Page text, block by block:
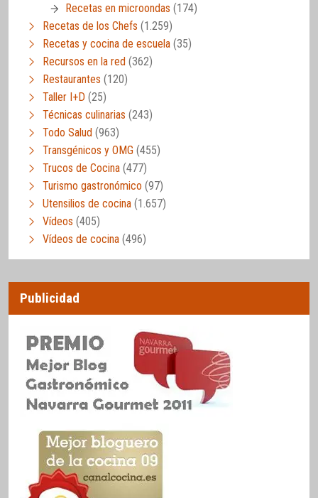
Recetas en microondas (174)
Recetas de los Chefs (1.259)
Recetas y cocina de escuela (35)
Recursos en la red (362)
Restaurantes (120)
Taller I+D (25)
Técnicas culinarias (243)
Todo Salud (963)
Transgénicos y OMG (455)
Trucos de Cocina (477)
Turismo gastronómico (97)
Utensilios de cocina (1.657)
Vídeos (405)
Vídeos de cocina (496)
Publicidad